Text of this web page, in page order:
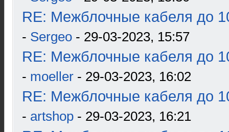
RE: Межблочные кабеля до
- Sergeo - 29-03-2023, 15:57
RE: Межблочные кабеля до
- moeller - 29-03-2023, 16:02
RE: Межблочные кабеля до
- artshop - 29-03-2023, 16:21